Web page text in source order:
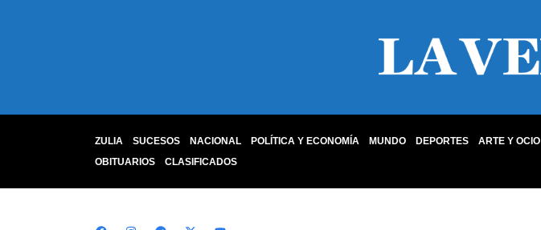
ZULIA SUCESOS NACIONAL POLÍTICA Y ECONOMÍA MUNDO DEPORTES ARTE Y OCIO
OBITUARIOS
CLASIFICADOS